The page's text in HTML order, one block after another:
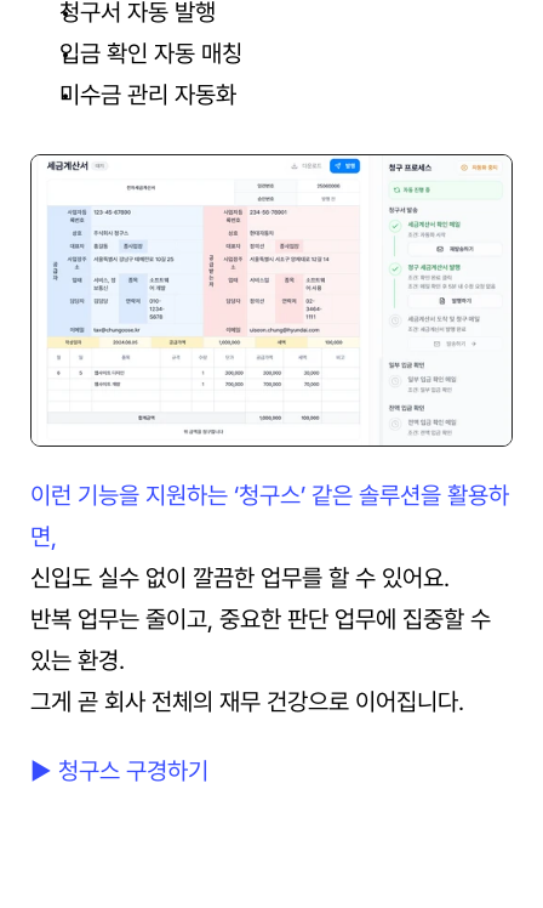
청구서 자동 발행
입금 확인 자동 매칭
미수금 관리 자동화
이런 기능을 지원하는 ‘청구스’ 같은 솔루션을 활용하
면,
신입도 실수 없이 깔끔한 업무를 할 수 있어요.
반복 업무는 줄이고, 중요한 판단 업무에 집중할 수
있는 환경.
그게 곧 회사 전체의 재무 건강으로 이어집니다.
▶ 청구스 구경하기